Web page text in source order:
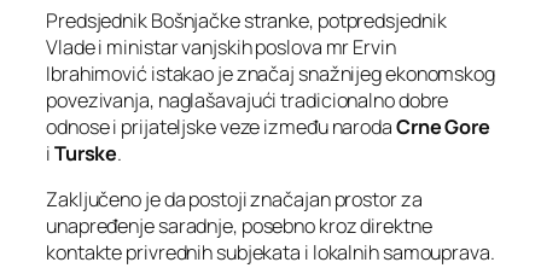
Predsjednik Bošnjačke stranke, potpredsjednik
Vlade i ministar vanjskih poslova mr Ervin
Ibrahimović istakao je značaj snažnijeg ekonomskog
povezivanja, naglašavajući tradicionalno dobre
odnose i prijateljske veze između narodaCrne Gore
iTurske.
Zaključeno je da postoji značajan prostor za
unapređenje saradnje, posebno kroz direktne
kontakte privrednih subjekata i lokalnih samouprava.